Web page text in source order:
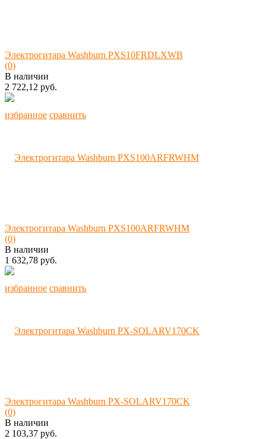
избранное сравнить
Электрогитара Washburn PXS10FRDLXWB
(0)
В наличии
2 722,12 руб.
избранное сравнить
Электрогитара Washburn PXS100ARFRWHM
(0)
В наличии
1 632,78 руб.
Электрогитара Washburn PX-SOLARV170CK
(0)
В наличии
2 103,37 руб.